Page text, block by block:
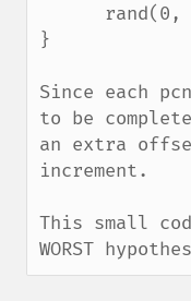
}
Since each
to be
an extra
increment.
This small
WORST